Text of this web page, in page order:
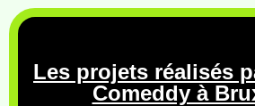
Les projets réalisés
Comeddy à